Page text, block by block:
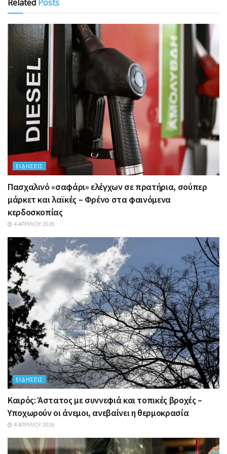
Related Posts
ΕΙΔΉΣΕΙΣ
Πασχαλινό «σαφάρι» ελέγχων σε πρατήρια, σούπερ
μάρκετ και λαϊκές – Φρένο στα φαινόμενα
κερδοσκοπίας
4 ΑΠΡΙΛΊΟΥ 2026
ΕΙΔΉΣΕΙΣ
Καιρός: Άστατος με συννεφιά και τοπικές βροχές –
Υποχωρούν οι άνεμοι, ανεβαίνει η θερμοκρασία
4 ΑΠΡΙΛΊΟΥ 2026